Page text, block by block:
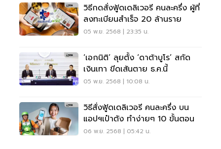
วิธีกดสั่งฟู้ดเดลิเวอรี คนละครึ่ง ผู้ที่
ลงทะเบียนสำเร็จ 20 ล้านราย
05 พ.ย. 2568 | 23:35 น.
‘เอกนิติ’ ลุยตั้ง ‘ดาต้าบูโร’ สกัด
เงินเทา ขีดเส้นตาย ธ.ค.นี้
05 พ.ย. 2568 | 10:08 น.
วิธีสั่งฟู้ดเดลิเวอรี คนละครึ่ง บน
แอปฯเป๋าตัง ทำง่ายๆ 10 ขั้นตอน
06 พ.ย. 2568 | 05:42 น.